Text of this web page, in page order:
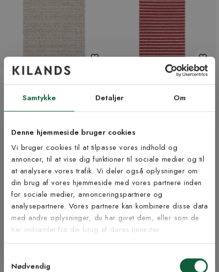
Samtykke Detaljer Om
Denne hjemmeside bruger cookies
Vi bruger cookies til at tilpasse vores indhold og
annoncer, til at vise dig funktioner til sociale medier og til
at analysere vores trafik. Vi deler også oplysninger om
din brug af vores hjemmeside med vores partnere inden
for sociale medier, annonceringspartnere og
analysepartnere. Vores partnere kan kombinere disse data
med andre oplysninger, du har givet dem, eller som de
har indsamlet fra din brug af deres tjenester.
Nødvendig
Tova beige - bomuldstæppe
7 størrelser | +6 farver
Music rød - plasttæppe
18 størrelser | +8 farver
Tilmeld dig vores
nyhedsbrev
Vær blandt de første til at modtage vores tilbud,
tips og nyheder.